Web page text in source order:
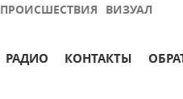
ПРОИСШЕСТВИЯ ВИЗУАЛ
РАДИО КОНТАКТЫ